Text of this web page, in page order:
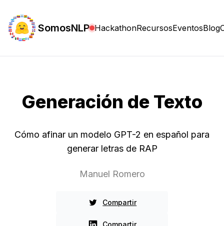
SomosNLP HackathonRecursosEventosBlog
Generación de Texto
Cómo afinar un modelo GPT-2 en español para
generar letras de RAP
Manuel Romero
Compartir
Compartir